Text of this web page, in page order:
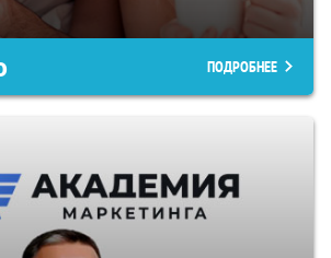
ПОДРОБНЕЕ